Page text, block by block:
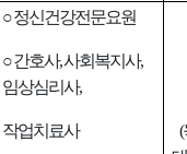
○정신건강전문요원
○간호사,사회복지사,
임상심리사,
작업치료사 (